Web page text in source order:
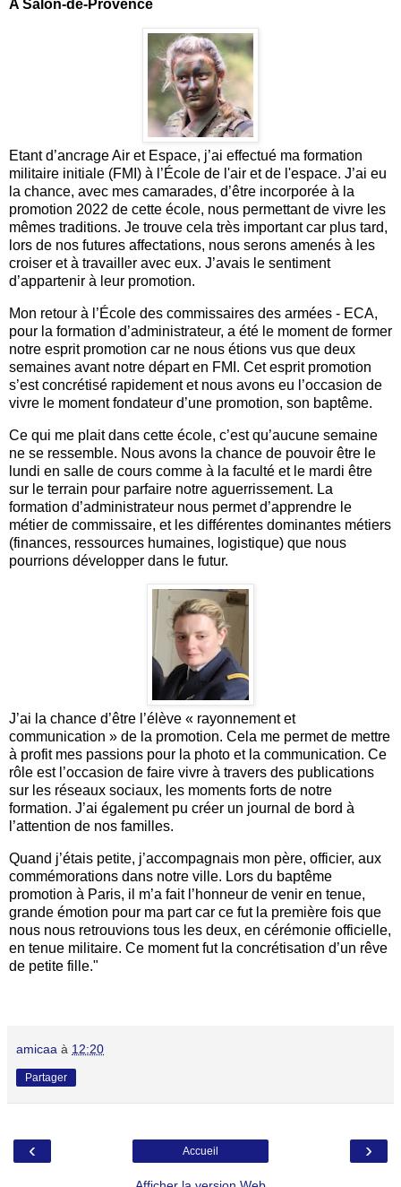
A Salon-de-Provence
Etant d’ancrage Air et Espace, j’ai effectué ma formation
militaire initiale (FMI) à l’École de l'air et de l'espace. J’ai eu
la chance, avec mes camarades, d’être incorporée à la
promotion 2022 de cette école, nous permettant de vivre les
mêmes traditions. Je trouve cela très important car plus tard,
lors de nos futures affectations, nous serons amenés à les
croiser et à travailler avec eux. J’avais le sentiment
d’appartenir à leur promotion.
Mon retour à l’École des commissaires des armées - ECA,
pour la formation d’administrateur, a été le moment de former
notre esprit promotion car ne nous étions vus que deux
semaines avant notre départ en FMI. Cet esprit promotion
s’est concrétisé rapidement et nous avons eu l’occasion de
vivre le moment fondateur d’une promotion, son baptême.
Ce qui me plait dans cette école, c’est qu’aucune semaine
ne se ressemble. Nous avons la chance de pouvoir être le
lundi en salle de cours comme à la faculté et le mardi être
sur le terrain pour parfaire notre aguerrissement. La
formation d’administrateur nous permet d’apprendre le
métier de commissaire, et les différentes dominantes métiers
(finances, ressources humaines, logistique) que nous
pourrions développer dans le futur.
J’ai la chance d’être l’élève « rayonnement et
communication » de la promotion. Cela me permet de mettre
à profit mes passions pour la photo et la communication. Ce
rôle est l’occasion de faire vivre à travers des publications
sur les réseaux sociaux, les moments forts de notre
formation. J’ai également pu créer un journal de bord à
l’attention de nos familles.
Quand j’étais petite, j’accompagnais mon père, officier, aux
commémorations dans notre ville. Lors du baptême
promotion à Paris, il m’a fait l’honneur de venir en tenue,
grande émotion pour ma part car ce fut la première fois que
nous nous retrouvions tous les deux, en cérémonie officielle,
en tenue militaire. Ce moment fut la concrétisation d’un rêve
de petite fille."
amicaa à 12:20
Partager
‹ ›
Accueil